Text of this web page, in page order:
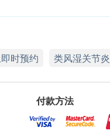
时预约 类风湿关节炎
付款方法